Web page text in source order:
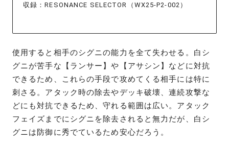
収録：RESONANCE SELECTOR（WX25-P2-002）
使用すると相手のシグニの能力を全て失わせる。白シ
グニが苦手な【ランサー】や【アサシン】などに対抗
できるため、これらの手段で攻めてくる相手には特に
刺さる。アタック時の除去やデッキ破壊、連続攻撃な
どにも対抗できるため、守れる範囲は広い。アタック
フェイズまでにシグニを除去されると無力だが、白シ
グニは防御に秀でているため安心だろう。